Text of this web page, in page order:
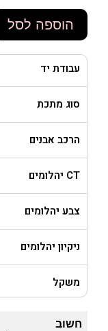
הוספה לסל
עבודת יד
סוג מתכת
הרכב אבנים
CT יהלומים
צבע יהלומים
ניקיון יהלומים
משקל
חשוב